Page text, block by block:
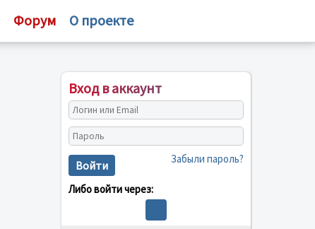
Форум О проекте
Вход в аккаунт
Войти Забыли пароль?
Либо войти через: